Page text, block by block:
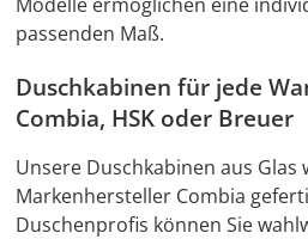
passenden Maß.
Duschkabinen für jede
Combia, HSK oder Breuer
Unsere Duschkabinen aus Glas
Markenhersteller Combia
Duschenprofis können Sie